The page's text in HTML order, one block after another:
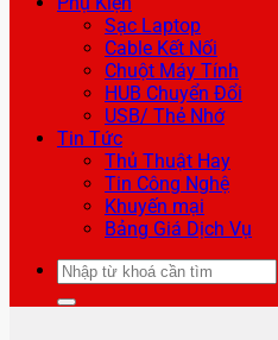
Sạc Laptop
Cable Kết Nối
Chuột Máy Tính
HUB Chuyển Đổi
USB/ Thẻ Nhớ
Tin Tức
Thủ Thuật Hay
Tin Công Nghệ
Khuyến mại
Bảng Giá Dịch Vụ
Tìm
kiếm: